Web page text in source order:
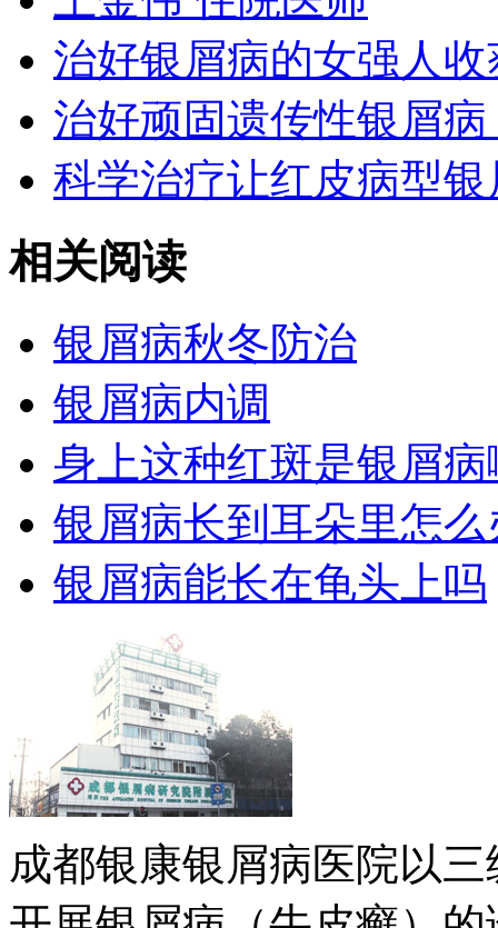
治好银屑病的女强人
治好顽固遗传性银屑
科学治疗让红皮病型
相关阅读
银屑病秋冬防治
银屑病内调
身上这种红斑是银屑病
银屑病长到耳朵里怎么
银屑病能长在龟头上吗
成都银康银屑病医院以